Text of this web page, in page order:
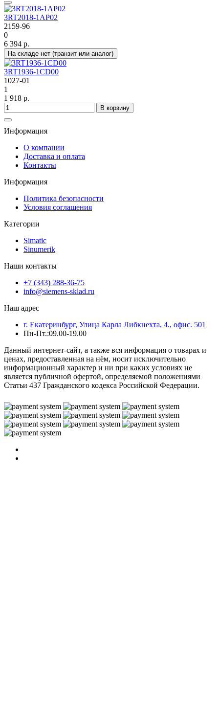
3RT2018-1AP02
2159-96
0
6 394 р.
На складе нет (транзит или аналог)
3RT1936-1CD00
1027-01
1
1 918 р.
В корзину
Информация
О компании
Доставка и оплата
Контакты
Информация
Политика безопасности
Условия соглашения
Категории
Simatic
Sinumerik
Наши контакты
+7 (343) 288-36-75
info@siemens-sklad.ru
Наш адрес
г. Екатеринбург, Улица Карла Либкнехта, 4., офис. 501
Пн-Пт.:09.00-19.00
Данный интернет-сайт, а также вся информация о товарах и
ценах, предоставленная на нём, носит исключительно
информационный характер и ни при каких условиях не
является публичной офертой, определяемой положениями
Статьи 437 Гражданского кодекса Российской Федерации.